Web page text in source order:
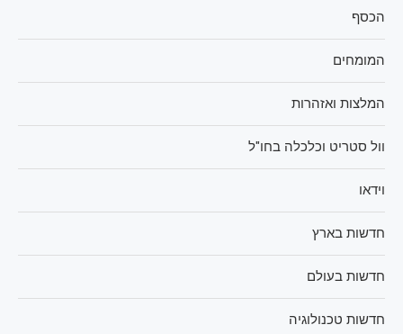
הכסף
המומחים
המלצות ואזהרות
וול סטריט וכלכלה בחו"ל
וידאו
חדשות בארץ
חדשות בעולם
חדשות טכנולוגיה